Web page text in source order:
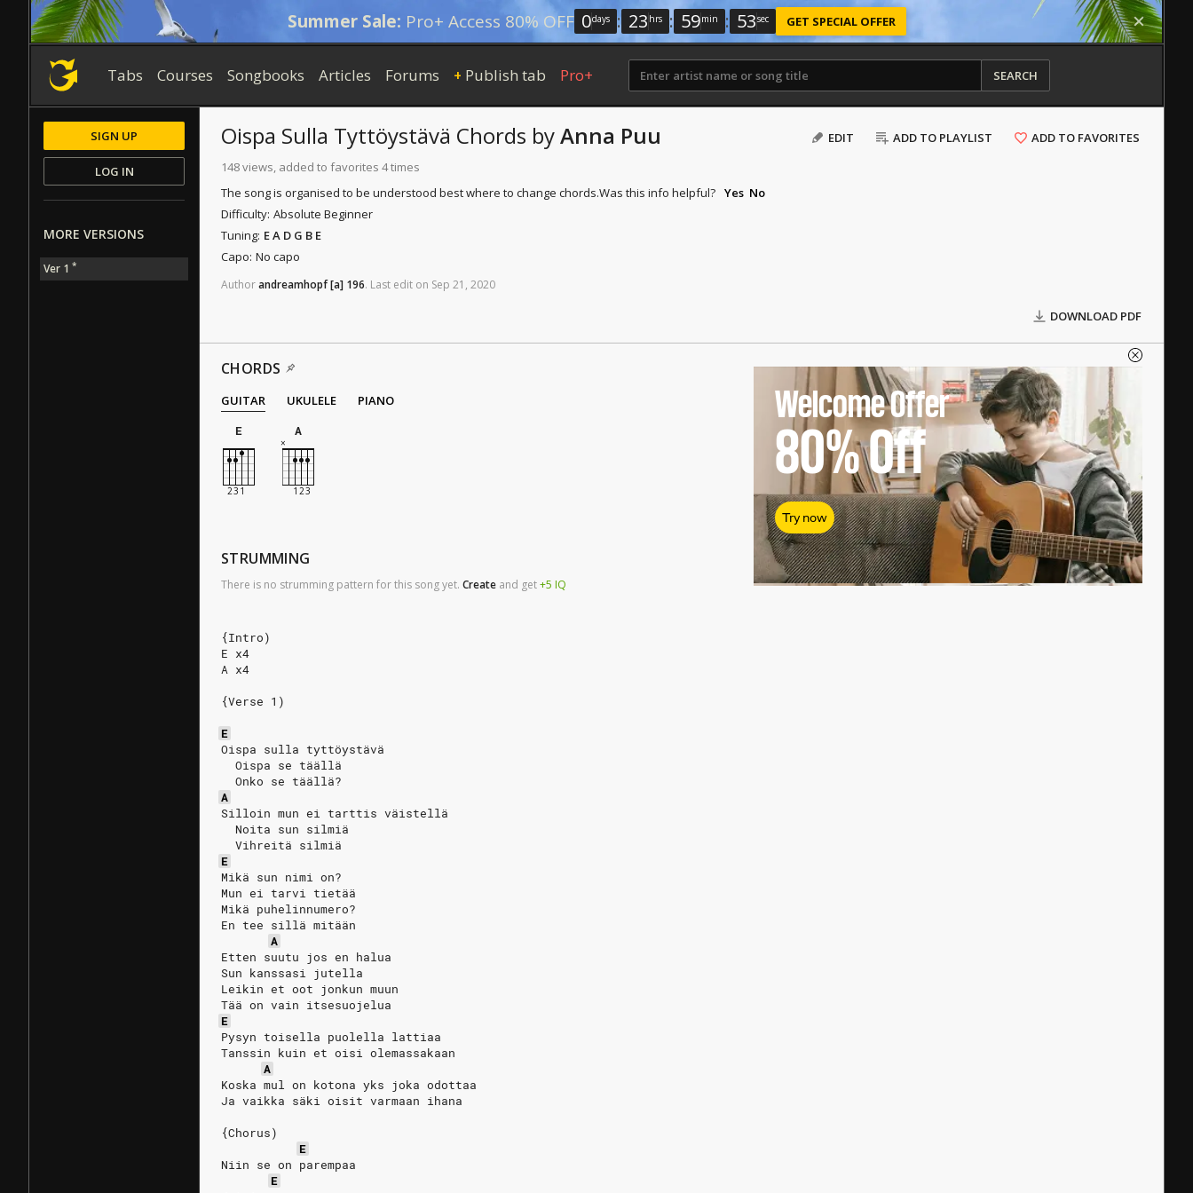
Summer Sale: Pro+ Access 80% OFF 0days : 23 hrs : 59min : 52sec GET SPECIAL OFFER
Tabs Courses Songbooks Articles Forums + Publish tab Pro+ SEARCH
EDIT ADD TO PLAYLIST ADD TO FAVORITES
Oispa Sulla Tyttöystävä Chords byAnna Puu
148 views, added to favorites 4 times
The song is organised to be understood best where to change chords.Was this info helpful? Yes No
Difficulty: Absolute Beginner
Tuning: E A D G B E
Capo: No capo
Authorandreamhopf[a] 196. Last edit on Sep 21, 2020
DOWNLOAD PDF
CHORDS
GUITAR UKULELE
PIANO
E
A
STRUMMING
There is no strumming pattern for this song yet. Create and get+5 IQ
{Intro)
E x4
A x4
{Verse 1)
E
Oispa sulla tyttöystävä
  Oispa se täällä
  Onko se täällä?
A
Silloin mun ei tarttis väistellä
  Noita sun silmiä
  Vihreitä silmiä
E
Mikä sun nimi on?
Mun ei tarvi tietää
Mikä puhelinnumero?
En tee sillä mitään
A
Etten suutu jos en halua
Sun kanssasi jutella
Leikin et oot jonkun muun
Tää on vain itsesuojelua
E
Pysyn toisella puolella lattiaa
Tanssin kuin et oisi olemassakaan
A
Koska mul on kotona yks joka odottaa
Ja vaikka säki oisit varmaan ihana
{Chorus)
E
Niin se on parempaa
E
Welcome Offer
80%Off
Try now
SIGN UP
LOG IN
MORE VERSIONS
Ver 1 *